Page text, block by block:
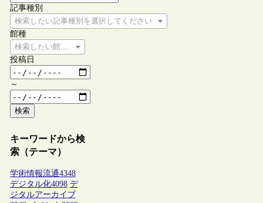
記事種別
検索したい記事種別を選択してください
館種
検索したい館種を選択してください
投稿日
～
検索
キーワードから検
索（テーマ）
学術情報流通4348
デジタル化4098 デ
ジタルアーカイブ